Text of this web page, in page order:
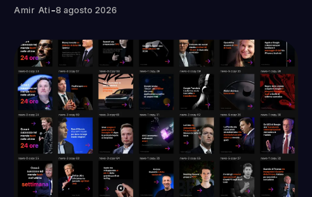
Amir Ati -8 agosto 2026